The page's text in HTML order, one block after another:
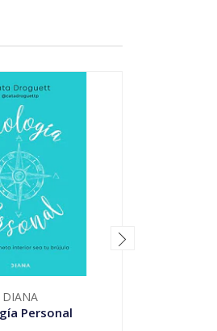
DIANA
Personal